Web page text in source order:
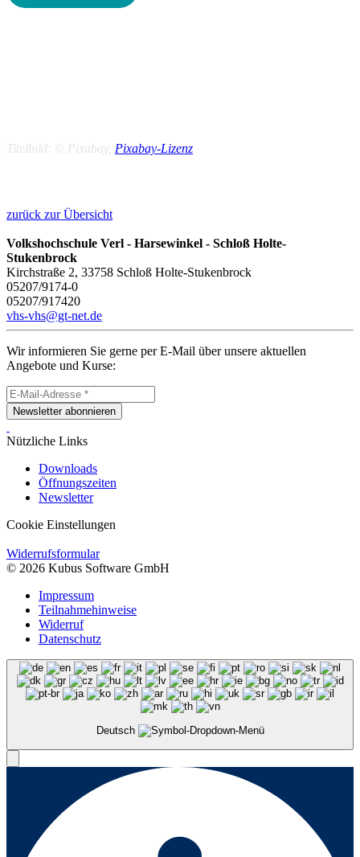
Titelbild: © Pixabay, Pixabay-Lizenz
zurück zur Übersicht
Volkshochschule Verl - Harsewinkel - Schloß Holte-
Stukenbrock
Kirchstraße 2, 33758 Schloß Holte-Stukenbrock
05207/9174-0
05207/917420
vhs-vhs@gt-net.de
Wir informieren Sie gerne per E-Mail über unsere aktuellen
Angebote und Kurse:
Newsletter abonnieren
Nützliche Links
Downloads
Öffnungszeiten
Newsletter
Cookie Einstellungen
Widerrufsformular
© 2026 Kubus Software GmbH
Impressum
Teilnahmehinweise
Widerruf
Datenschutz
Deutsch